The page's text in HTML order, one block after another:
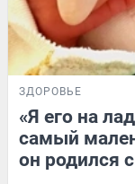
ЗДОРОВЬЕ
«Я его на
самый
он родился